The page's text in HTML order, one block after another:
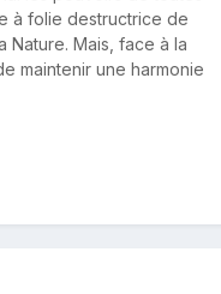
à folie destructrice de
Mais, face à la
maintenir une harmonie